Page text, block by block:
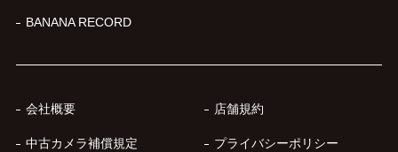
BANANA RECORD
会社概要 店舗規約
中古カメラ補償規定 プライバシーポリシー